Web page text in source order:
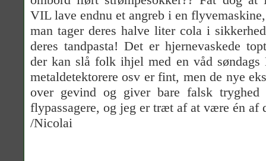
VIL lave endnu et angreb i en
man tager deres halve liter cola i
deres tandpasta! Det er hjernevaskede
der kan slå folk ihjel med en våd søndags
metaldetektorere osv er fint, men de nye
over gevind og giver bare falsk tryghed
flypassagere, og jeg er træt af at være én af
/Nicolai